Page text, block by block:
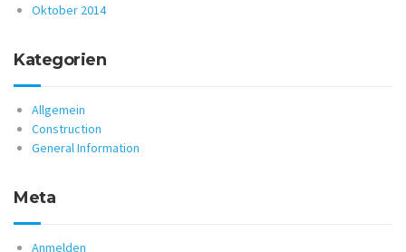
Oktober 2014
Kategorien
Allgemein
Construction
General Information
Meta
Anmelden